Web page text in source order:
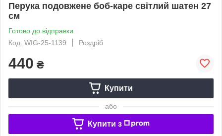
Перука подовжене боб-каре світлий шатен 27
см
Готово до відправки
Код: WIG-25-1139
Роздріб
440 ₴
Купити
або
Купити з